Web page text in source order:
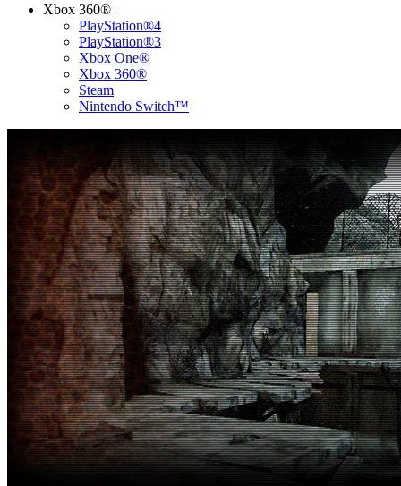
Xbox 360®
PlayStation®4
PlayStation®3
Xbox One®
Xbox 360®
Steam
Nintendo Switch™